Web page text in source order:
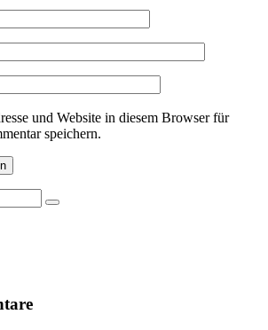
und Website in diesem Browser für
speichern.